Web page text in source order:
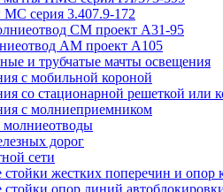
серия 3.407.9-172
СМ проект А31-95
АМ проект А105
и трубчатые мачты освещения
с мобильной короной
со стационарной решеткой или
с молниеприемником
дорог
сети
жестких поперечин и опор
стойки опор линий